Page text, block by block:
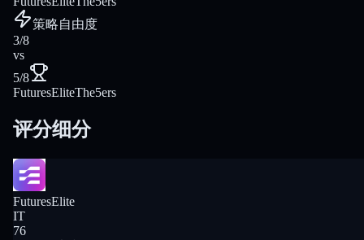
策略自由度
3/8
vs
5/8
FuturesEliteThe5ers
评分细分
FuturesElite
IT
76